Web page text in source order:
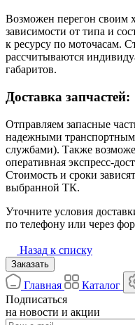
Возможен перегон своим
зависимости от типа и
к ресурсу по моточасам.
рассчитываются
габаритов.
Доставка запчастей:
Отправляем запасные
надежными
службами). Также
оперативная экспресс-
Стоимость и сроки
выбранной ТК.
Уточните условия
по телефону или через
Назад к списку
Заказать
Главная Каталог
Подписаться
на новости и акции